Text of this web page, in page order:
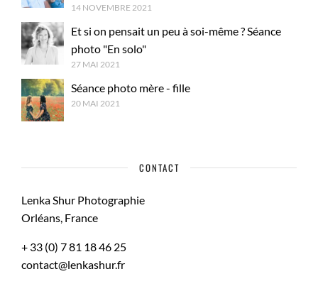
14 NOVEMBRE 2021
Et si on pensait un peu à soi-même ? Séance
photo "En solo"
27 MAI 2021
Séance photo mère - fille
20 MAI 2021
CONTACT
Lenka Shur Photographie
Orléans, France
+ 33 (0) 7 81 18 46 25
contact@lenkashur.fr